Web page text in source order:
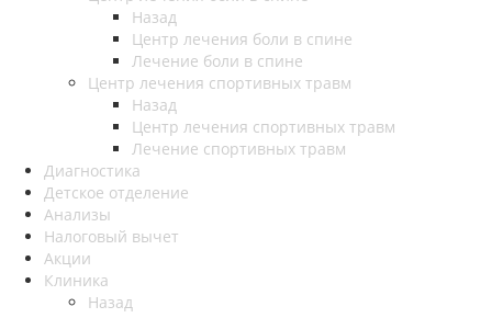
Назад
Центр лечения боли в спине
Лечение боли в спине
Центр лечения спортивных травм
Назад
Центр лечения спортивных травм
Лечение спортивных травм
Диагностика
Детское отделение
Анализы
Налоговый вычет
Акции
Клиника
Назад